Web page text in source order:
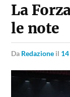
La
le note
da Redazione il